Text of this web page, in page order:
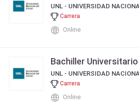
Carrera
Online
Bachiller
Carrera
Online